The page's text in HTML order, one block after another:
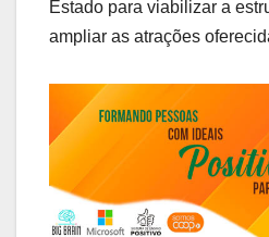
Estado para viabilizar a
ampliar as atrações